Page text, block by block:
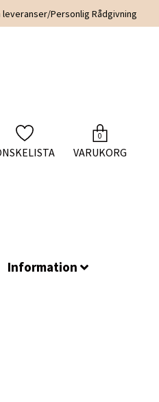
leveranser/Personlig Rådgivning
0
VARUKORG
Information